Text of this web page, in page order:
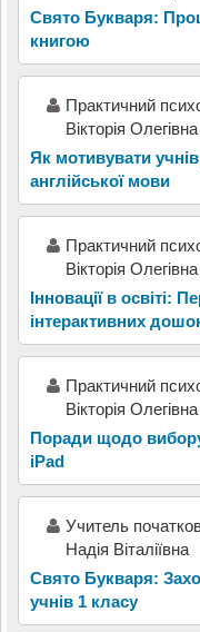
Свято Букваря:
книгою
Практичний
Вікторія Олегівна
Як мотивувати
англійської мови
Практичний
Вікторія Олегівна
Інновації в освіті:
інтерактивних
Практичний
Вікторія Олегівна
Поради щодо
iPad
Учитель
Надія Віталіївна
Свято Букваря:
учнів 1 класу